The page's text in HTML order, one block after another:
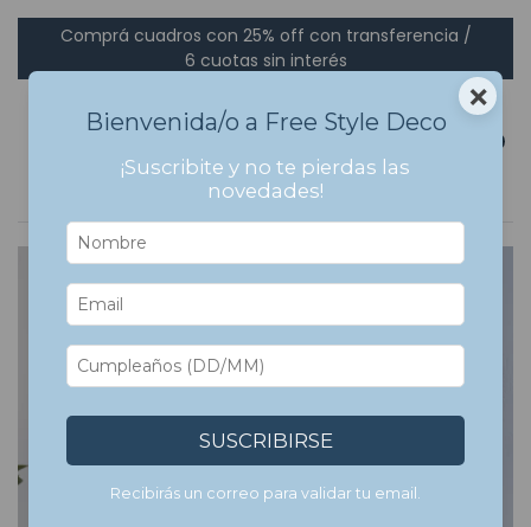
Comprá cuadros con 25% off con transferencia /
6 cuotas sin interés
×
Bienvenida/o a Free Style Deco
¡Suscribite y no te pierdas las
novedades!
SUSCRIBIRSE
Recibirás un correo para validar tu email.